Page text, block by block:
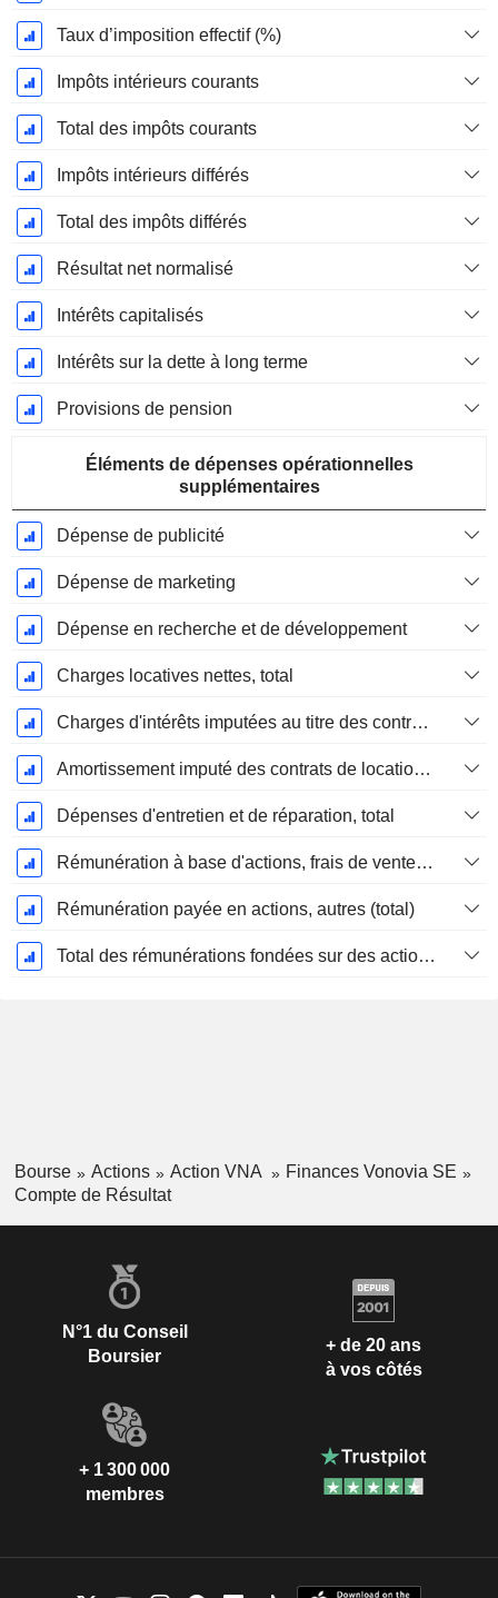
Taux d’imposition effectif (%)
Impôts intérieurs courants
Total des impôts courants
Impôts intérieurs différés
Total des impôts différés
Résultat net normalisé
Intérêts capitalisés
Intérêts sur la dette à long terme
Provisions de pension
Éléments de dépenses opérationnelles
supplémentaires
Dépense de publicité
Dépense de marketing
Dépense en recherche et de développement
Charges locatives nettes, total
Charges d'intérêts imputées au titre des contrats de location
Amortissement imputé des contrats de location simple
Dépenses d'entretien et de réparation, total
Rémunération à base d'actions, frais de vente et d'administration (total)
Rémunération payée en actions, autres (total)
Total des rémunérations fondées sur des actions
Bourse Actions Action VNA
Finances Vonovia SE
Compte de Résultat
N°1 du Conseil
Boursier
+ de 20 ans
à vos côtés
+ 1 300 000
membres